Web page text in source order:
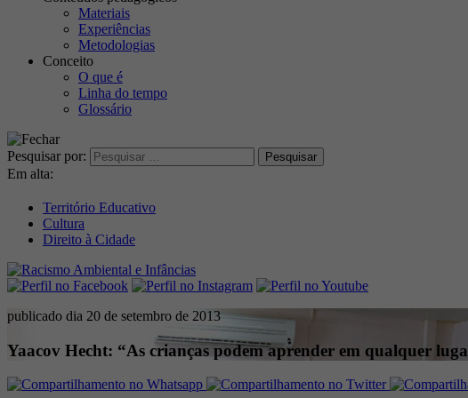
Materiais
Experiências
Metodologias
Conceito
O que é
Linha do tempo
Glossário
Pesquisar por:
Em alta:
Território Educativo
Cultura
Direito à Cidade
publicado dia 20 de setembro de 2013
Yaacov Hecht: “As crianças podem aprender em qualquer